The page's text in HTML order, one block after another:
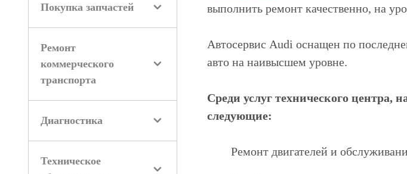
Покупка запчастей
Ремонт
коммерческого
транспорта
Диагностика
Техническое
выполнить ремонт качественно, на
Автосервис Audi оснащен по
авто на наивысшем уровне.
Среди услуг технического центра,
следующие:
Ремонт двигателей и